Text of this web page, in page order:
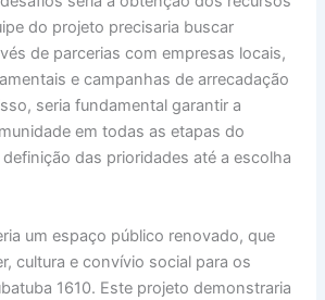
do projeto precisaria buscar
de parcerias com empresas locais,
e campanhas de arrecadação
seria fundamental garantir a
em todas as etapas do
das prioridades até a escolha
um espaço público renovado, que
cultura e convívio social para os
1610. Este projeto demonstraria